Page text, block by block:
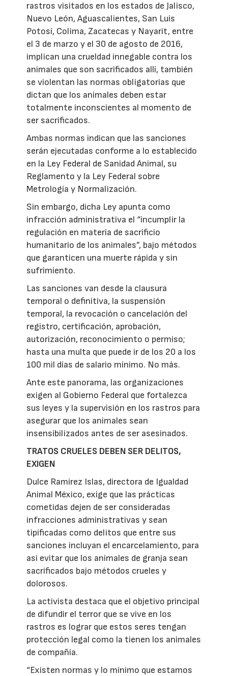
rastros visitados en los estados de Jalisco,
Nuevo León, Aguascalientes, San Luis
Potosí, Colima, Zacatecas y Nayarit, entre
el 3 de marzo y el 30 de agosto de 2016,
implican una crueldad innegable contra los
animales que son sacrificados allí, también
se violentan las normas obligatorias que
dictan que los animales deben estar
totalmente inconscientes al momento de
ser sacrificados.
Ambas normas indican que las sanciones
serán ejecutadas conforme a lo establecido
en la Ley Federal de Sanidad Animal, su
Reglamento y la Ley Federal sobre
Metrología y Normalización.
Sin embargo, dicha Ley apunta como
infracción administrativa el “incumplir la
regulación en materia de sacrificio
humanitario de los animales”, bajo métodos
que garanticen una muerte rápida y sin
sufrimiento.
Las sanciones van desde la clausura
temporal o definitiva, la suspensión
temporal, la revocación o cancelación del
registro, certificación, aprobación,
autorización, reconocimiento o permiso;
hasta una multa que puede ir de los 20 a los
100 mil días de salario mínimo. No más.
Ante este panorama, las organizaciones
exigen al Gobierno Federal que fortalezca
sus leyes y la supervisión en los rastros para
asegurar que los animales sean
insensibilizados antes de ser asesinados.
TRATOS CRUELES DEBEN SER DELITOS,
EXIGEN
Dulce Ramírez Islas, directora de Igualdad
Animal México, exige que las prácticas
cometidas dejen de ser consideradas
infracciones administrativas y sean
tipificadas como delitos que entre sus
sanciones incluyan el encarcelamiento, para
así evitar que los animales de granja sean
sacrificados bajo métodos crueles y
dolorosos.
La activista destaca que el objetivo principal
de difundir el terror que se vive en los
rastros es lograr que estos seres tengan
protección legal como la tienen los animales
de compañía.
“Existen normas y lo mínimo que estamos